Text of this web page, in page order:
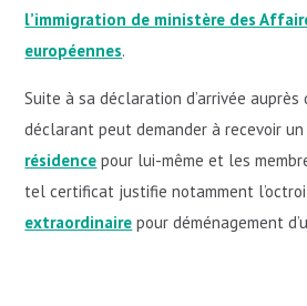
l’immigration de ministère des
européennes.
Suite à sa déclaration d’arrivée auprès
déclarant peut demander à recevoir un
résidence pour lui-même et les
tel certificat justifie notamment l’octroi
extraordinaire pour déménagement